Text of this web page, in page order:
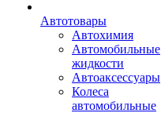
Автотовары
Автохимия
Автомобильные
жидкости
Автоаксессуары
Колеса
автомобильные